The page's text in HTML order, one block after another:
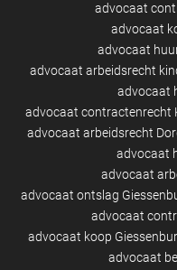
advocaat
advocaat
advocaat
advocaat arbeidsrecht
advocaat
advocaat contractenrecht
advocaat arbeidsrecht
advocaat
advocaat
advocaat ontslag
advocaat
advocaat koop
advocaat